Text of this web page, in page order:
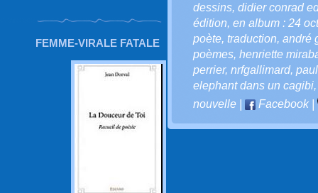
FEMME-VIRALE FATALE
dessins, didier conrad
édition, en album : 24
poète, traduction, andré
poèmes, henriette
perrier, nrfgallimard,
elephant dans un cagibi
nouvelle
Facebook|